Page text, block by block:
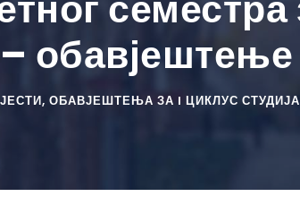
обавјештење
, ОБАВЈЕШТЕЊА ЗА I ЦИКЛУС СТУДИЈА